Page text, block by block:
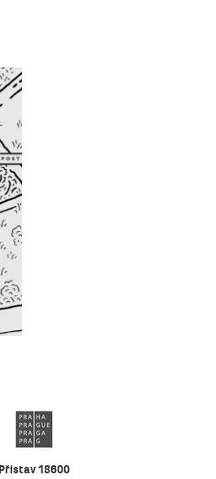
Přístav 18600